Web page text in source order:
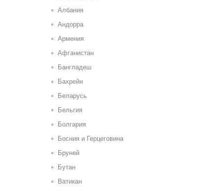
Албания
Андорра
Армения
Афганистан
Бангладеш
Бахрейн
Беларусь
Бельгия
Болгария
Босния и Герцеговина
Бруней
Бутан
Ватикан